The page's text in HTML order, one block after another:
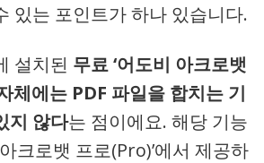
있는 포인트가 하나 있습니다.
설치된 무료 ‘어도비 아크로뱃
체에는 PDF 파일을 합치는 기
지 않다는 점이에요. 해당 기능
크로뱃 프로(Pro)’에서 제공하